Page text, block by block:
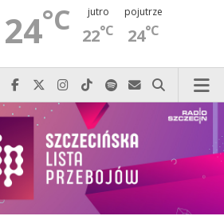
24°C jutro
22°C
pojutrze
24°C
Najlepiej po prostu do nas zadzwoń
Odwiedź nas na Facebook-u
Odwiedź nas na X
Odwiedź nas na Instagram-ie
Odwiedź nas na TikTok-u
Szukaj nas na Spotify
Wyślij do nas
Szukaj